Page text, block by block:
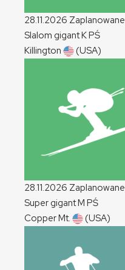
28.11.2026 Zaplanowane
Slalom gigantKPŚ
Killington
(USA)
28.11.2026 Zaplanowane
Super gigantM PŚ
Copper Mt.
(USA)